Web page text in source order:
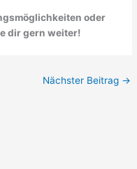
oder
dir gern weiter!
Nächster Beitrag →